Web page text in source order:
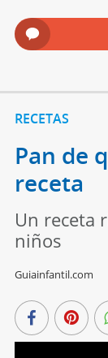
RECETAS
Pan de
receta
Un receta
niños
Guiainfantil.com